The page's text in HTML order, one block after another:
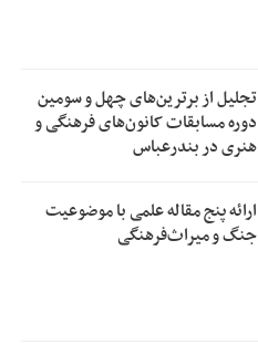
تجلیل از بر‌ترین‌های چهل و سومین
دوره مسابقات کانون‌های فرهنگی و
هنری در بندرعباس
ارائه پنج مقاله علمی با موضوعیت
جنگ و میراث‌فرهنگی